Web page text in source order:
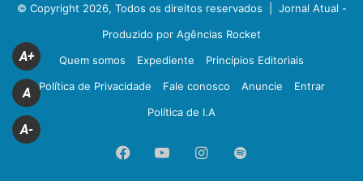
© Copyright 2026, Todos os direitos reservados | Jornal Atual -
Produzido por Agências Rocket
Quem somos
Expediente
Princípios Editoriais
Política de Privacidade
Fale conosco Anuncie
Entrar
Política de I.A
FacebookYouTubeInstagram
Spotify
A+
A
A-